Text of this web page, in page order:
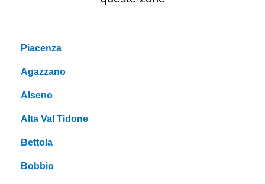
Piacenza
Agazzano
Alseno
Alta Val Tidone
Bettola
Bobbio